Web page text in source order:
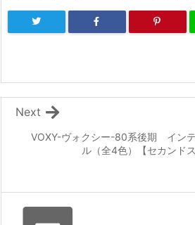
VOXY-ヴォクシー-80系後期 イン
ル（全4色）【セカンドス
Next